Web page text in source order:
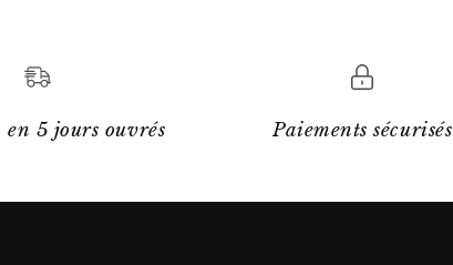
5 jours ouvrés Paiements sécurisés